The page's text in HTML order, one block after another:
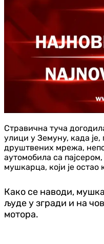
Стравична туча
улици у Земуну, када
друштвених мрежа,
аутомобила са
мушкарца, који је остао
Како се наводи,
људе у згради и на
мотора.